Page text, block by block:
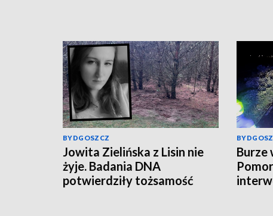
BYDGOSZCZ
Jowita Zielińska z Lisin nie
żyje. Badania DNA
potwierdziły tożsamość
Burze